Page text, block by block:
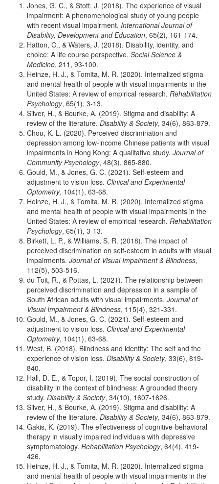
Jones, G. C., & Stott, J. (2018). The experience of visual
impairment: A phenomenological study of young people
with recent visual impairment. International Journal of
Disability, Development and Education, 65(2), 161-174.
Hatton, C., & Waters, J. (2018). Disability, identity, and
choice: A life course perspective. Social Science &
Medicine, 211, 93-100.
Heinze, H. J., & Tomita, M. R. (2020). Internalized stigma
and mental health of people with visual impairments in the
United States: A review of empirical research. Rehabilitation
Psychology, 65(1), 3-13.
Silver, H., & Bourke, A. (2019). Stigma and disability: A
review of the literature. Disability & Society, 34(6), 863-879.
Chou, K. L. (2020). Perceived discrimination and
depression among low‐income Chinese patients with visual
impairments in Hong Kong: A qualitative study. Journal of
Community Psychology, 48(3), 865-880.
Gould, M., & Jones, G. C. (2021). Self‐esteem and
adjustment to vision loss. Clinical and Experimental
Optometry, 104(1), 63-68.
Heinze, H. J., & Tomita, M. R. (2020). Internalized stigma
and mental health of people with visual impairments in the
United States: A review of empirical research. Rehabilitation
Psychology, 65(1), 3-13.
Birkett, L. P., & Williams, S. R. (2018). The impact of
perceived discrimination on self‐esteem in adults with visual
impairments. Journal of Visual Impairment & Blindness,
112(5), 503-516.
du Toit, R., & Pottas, L. (2021). The relationship between
perceived discrimination and depression in a sample of
South African adults with visual impairments. Journal of
Visual Impairment & Blindness, 115(4), 321-331.
Gould, M., & Jones, G. C. (2021). Self‐esteem and
adjustment to vision loss. Clinical and Experimental
Optometry, 104(1), 63-68.
West, B. (2018). Blindness and identity: The self and the
experience of vision loss. Disability & Society, 33(6), 819-
840.
Hall, D. E., & Topor, I. (2019). The social construction of
disability in the context of blindness: A grounded theory
study. Disability & Society, 34(10), 1607-1626.
Silver, H., & Bourke, A. (2019). Stigma and disability: A
review of the literature. Disability & Society, 34(6), 863-879.
Gakis, K. (2019). The effectiveness of cognitive-behavioral
therapy in visually impaired individuals with depressive
symptomatology. Rehabilitation Psychology, 64(4), 419-
426.
Heinze, H. J., & Tomita, M. R. (2020). Internalized stigma
and mental health of people with visual impairments in the